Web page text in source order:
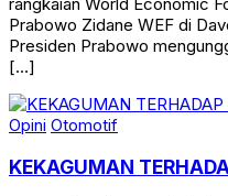
Prabowo Zidane WEF di
Presiden Prabowo
[…]
Opini Otomotif
KEKAGUMAN